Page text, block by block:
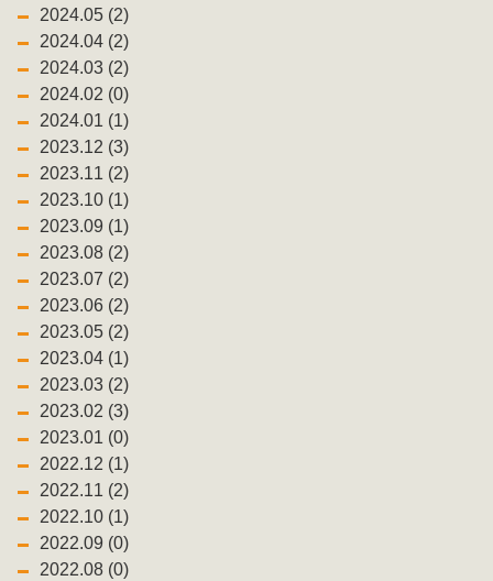
2024.05 (2)
2024.04 (2)
2024.03 (2)
2024.02 (0)
2024.01 (1)
2023.12 (3)
2023.11 (2)
2023.10 (1)
2023.09 (1)
2023.08 (2)
2023.07 (2)
2023.06 (2)
2023.05 (2)
2023.04 (1)
2023.03 (2)
2023.02 (3)
2023.01 (0)
2022.12 (1)
2022.11 (2)
2022.10 (1)
2022.09 (0)
2022.08 (0)